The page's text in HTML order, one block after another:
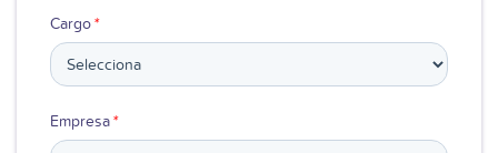
Cargo*
Empresa*